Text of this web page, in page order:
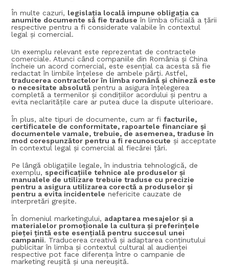
În multe cazuri, legislația locală impune obligația ca
anumite documente să fie traduse în limba oficială a țării
respective pentru a fi considerate valabile în contextul
legal și comercial.
Un exemplu relevant este reprezentat de contractele
comerciale. Atunci când companiile din România și China
încheie un acord comercial, este esențial ca acesta să fie
redactat în limbile înțelese de ambele părți. Astfel,
traducerea contractelor în limba română și chineză este
o necesitate absolută pentru a asigura înțelegerea
completă a termenilor și condițiilor acordului și pentru a
evita neclaritățile care ar putea duce la dispute ulterioare.
În plus, alte tipuri de documente, cum ar fifacturile,
certificatele de conformitate, rapoartele financiare și
documentele vamale, trebuie, de asemenea, traduse în
mod corespunzător pentru a fi recunoscute și acceptate
în contextul legal și comercial al fiecărei țări.
Pe lângă obligațiile legale, în industria tehnologică, de
exemplu, specificațiile tehnice ale produselor și
manualele de utilizare trebuie traduse cu precizie
pentru a asigura utilizarea corectă a produselor și
pentru a evita incidentele nefericite cauzate de
interpretări greșite.
În domeniul marketingului, adaptarea mesajelor și a
materialelor promoționale la cultura și preferințele
pieței țintă este esențială pentru succesul unei
campanii. Traducerea creativă și adaptarea conținutului
publicitar în limba și contextul cultural al audienței
respective pot face diferența între o campanie de
marketing reușită și una nereușită.